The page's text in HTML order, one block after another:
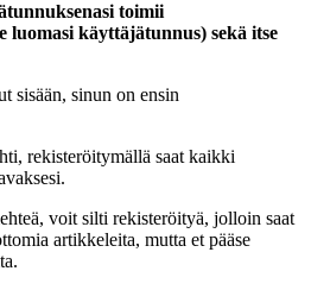
toimii
luomasi käyttäjätunnus) sekä itse
sisään, sinun on ensin
rekisteröitymällä saat kaikki
voit silti rekisteröityä, jolloin saat
artikkeleita, mutta et pääse